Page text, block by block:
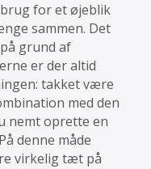
for et øjeblik
sammen. Det
grund af
er der altid
takket være
med den
nemt oprette en
denne måde
virkelig tæt på